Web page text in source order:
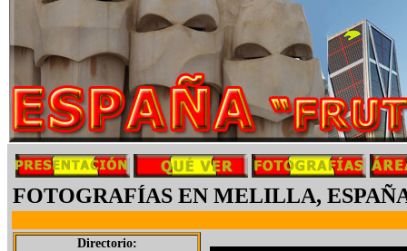
FOTOGRAFÍAS EN MELILLA,
Directorio: